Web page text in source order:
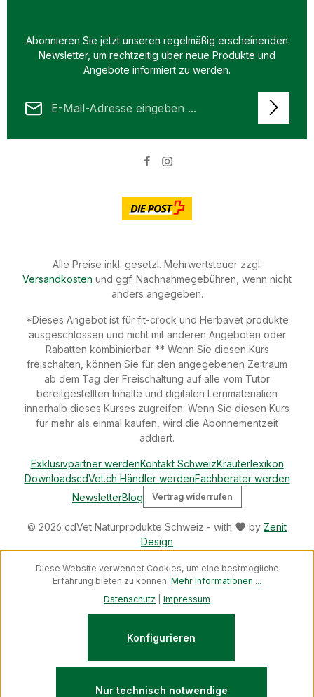
Abonnieren Sie jetzt unseren regelmäßig erscheinenden
Newsletter, um rechtzeitig über neue Produkte und
Angebote informiert zu werden.
Datenschutz
Datenschutzbestimmungen
Alle Preise inkl. gesetzl. Mehrwertsteuer zzgl.
Versandkosten und ggf. Nachnahmegebühren, wenn nicht
anders angegeben.
*Dieses Angebot ist für fit-crock und Herbavet produkte
ausgeschlossen und nicht mit anderen Angeboten oder
Rabatten kombinierbar. ** Wenn Sie diesen Kurs
freischalten, können Sie für den angegebenen Zeitraum
ab dem Tag der Freischaltung auf alle vom Tutor
bereitgestellten Inhalte und digitalen Lernmaterialien
innerhalb dieses Kurses zugreifen. Wenn Sie diesen Kurs
für mehr als einmal kaufen, wird die Abonnementzeit
addiert.
© 2026 cdVet Naturprodukte Schweiz - with by Zenit
Design
Exklusivpartner werdenKontakt SchweizKräuterlexikon
DownloadscdVet.ch Händler werdenFachberater werden
NewsletterBlog Vertrag widerrufen
Diese Website verwendet Cookies, um eine bestmögliche
Erfahrung bieten zu können. Mehr Informationen ...
Datenschutz
Impressum
Nur technisch notwendige
Konfigurieren